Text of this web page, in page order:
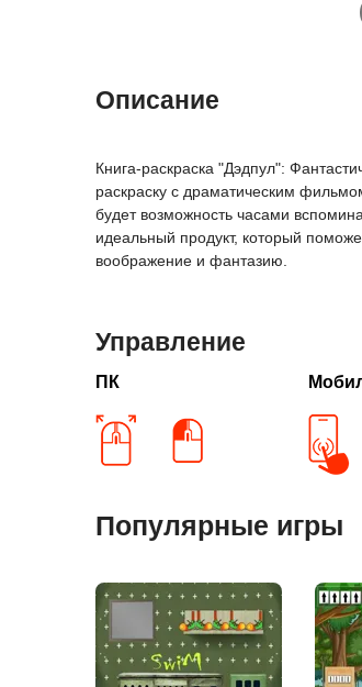
Описание
Книга-раскраска "Дэдпул":
раскраску с драматическим
будет возможность часами
идеальный продукт, который
воображение и фантазию.
Управление
ПК
Популярные игры